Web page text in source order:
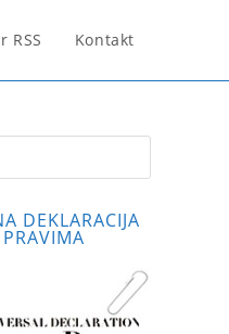
RSS Kontakt
Escape
DEKLARACIJA